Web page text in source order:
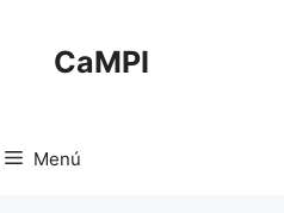
CaMPI
Menú